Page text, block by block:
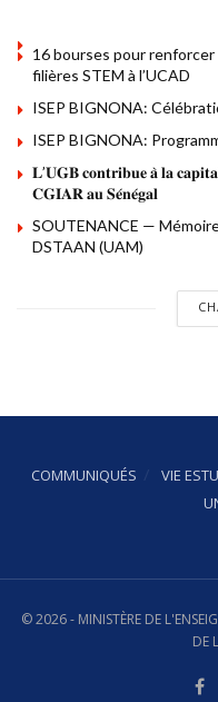
16 bourses pour renforcer
filières STEM à l’UCAD
ISEP BIGNONA:
ISEP BIGNONA:
𝐋’𝐔𝐆𝐁 𝐜𝐨𝐧𝐭𝐫𝐢𝐛𝐮𝐞 𝐚̀ 𝐥𝐚
𝐂𝐆𝐈𝐀𝐑 𝐚𝐮 𝐒𝐞́𝐧𝐞́𝐠𝐚𝐥
SOUTENANCE —
DSTAAN (UAM)
COMMUNIQUÉS VIE
© 2026 - MINISTÈRE DE
DE